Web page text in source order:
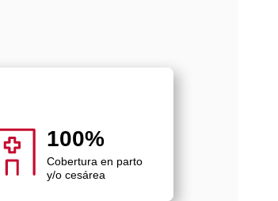
100%
Cobertura en parto
y/o cesárea